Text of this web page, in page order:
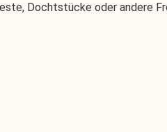
Dochtstücke oder andere